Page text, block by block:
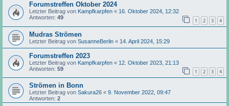
Forumstreffen Oktober 2024
Letzter Beitrag von Kampfkarpfen « 16. Oktober 2024, 12:32
Antworten: 49 1 2 3 4
Mudras Strömen
Letzter Beitrag von SusanneBerlin « 14. April 2024, 15:29
Forumstreffen 2023
Letzter Beitrag von Kampfkarpfen « 12. Oktober 2023, 21:13
Antworten: 59 1 2 3 4
Strömen in Bonn
Letzter Beitrag von Sakura26 « 9. November 2022, 09:47
Antworten: 2